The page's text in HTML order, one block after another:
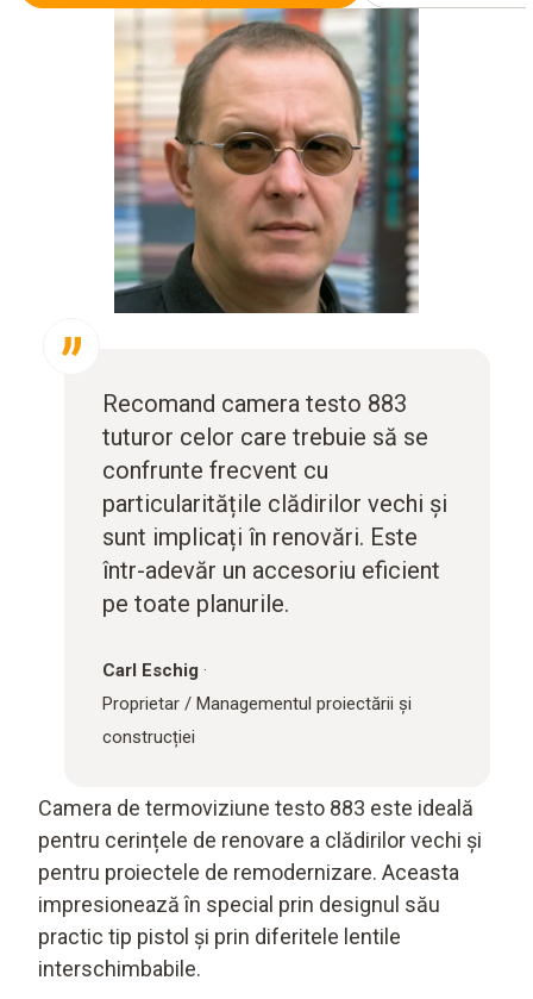
Recomand camera testo 883
tuturor celor care trebuie să se
confrunte frecvent cu
particularitățile clădirilor vechi și
sunt implicați în renovări. Este
într-adevăr un accesoriu eficient
pe toate planurile.
Carl Eschig ·
Proprietar / Managementul proiectării și
construcției
Camera de termoviziune testo 883 este ideală
pentru cerințele de renovare a clădirilor vechi și
pentru proiectele de remodernizare. Aceasta
impresionează în special prin designul său
practic tip pistol și prin diferitele lentile
interschimbabile.